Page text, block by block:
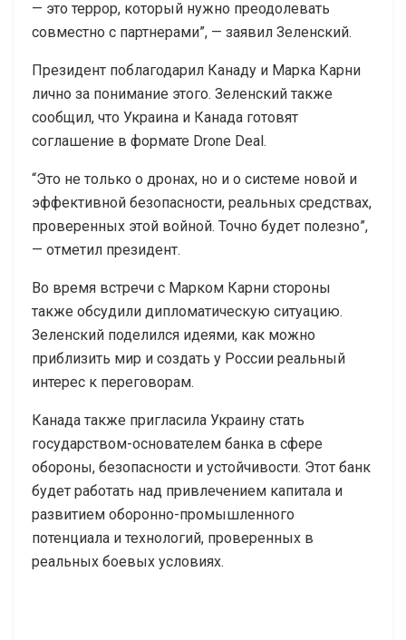
— это террор, который нужно преодолевать
совместно с партнерами”, — заявил Зеленский.
Президент поблагодарил Канаду и Марка Карни
лично за понимание этого. Зеленский также
сообщил, что Украина и Канада готовят
соглашение в формате Drone Deal.
“Это не только о дронах, но и о системе новой и
эффективной безопасности, реальных средствах,
проверенных этой войной. Точно будет полезно”,
— отметил президент.
Во время встречи с Марком Карни стороны
также обсудили дипломатическую ситуацию.
Зеленский поделился идеями, как можно
приблизить мир и создать у России реальный
интерес к переговорам.
Канада также пригласила Украину стать
государством-основателем банка в сфере
обороны, безопасности и устойчивости. Этот банк
будет работать над привлечением капитала и
развитием оборонно-промышленного
потенциала и технологий, проверенных в
реальных боевых условиях.